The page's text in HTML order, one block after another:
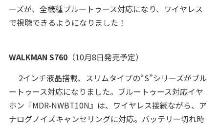
ーズが、全機種ブルートゥース対応になり、ワイヤレス
で視聴できるようになりました！
WALKMAN S760（10月8日発売予定）
2インチ液晶搭載、スリムタイプの“S”シリーズがブル
ートゥース対応になりました。ブルートゥース対応イヤ
ホン『MDR-NWBT10N』は、ワイヤレス接続ながら、ア
ナログノイズキャンセリングに対応。バッテリー切れ時